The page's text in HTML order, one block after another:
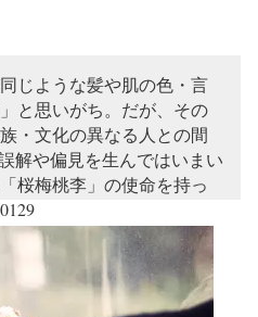
じような髪や肌の色・言
と思いがち。だが、その
・文化の異なる人との間
解や偏見を生んではいまい
桜梅桃李」の使命を持っ
January 28, 2019